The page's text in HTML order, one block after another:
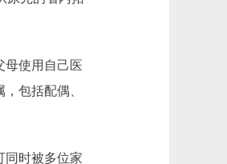
使用自己医
包括配偶、
时被多位家